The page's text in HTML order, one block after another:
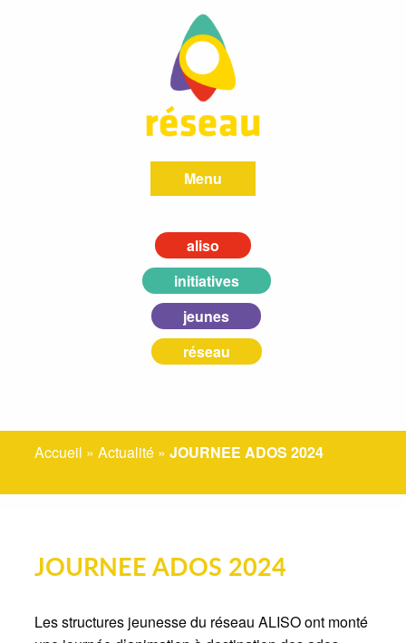
Menu
aliso
initiatives
jeunes
réseau
Accueil »Actualité »JOURNEE ADOS 2024
JOURNEE ADOS 2024
Les structures jeunesse du réseau ALISO ont monté